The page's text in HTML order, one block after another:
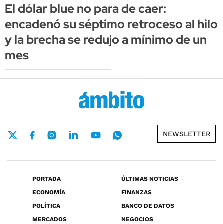
El dólar blue no para de caer:
encadenó su séptimo retroceso al hilo
y la brecha se redujo a mínimo de un
mes
NEWSLETTER
PORTADA
ÚLTIMAS NOTICIAS
ECONOMÍA
FINANZAS
POLÍTICA
BANCO DE DATOS
MERCADOS
NEGOCIOS